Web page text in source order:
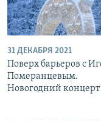
31 ДЕКАБРЯ 2021
Поверх барьеров с
Померанцевым.
Новогодний концерт